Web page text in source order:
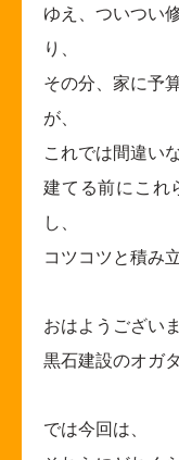
ゆえ、ついつい
り、
その分、家に予
が、
これでは間違い
建てる前にこれ
し、
コツコツと積み
おはようございま
黒石建設のオガ
では今回は、